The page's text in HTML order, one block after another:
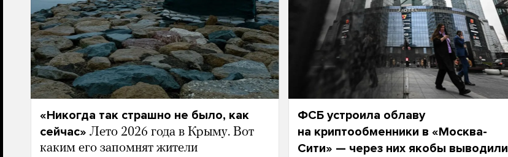
«Никогда так страшно не было, как
сейчас» Лето 2026 года в Крыму. Вот
каким его запомнят жители
ФСБ устроила облаву
на криптообменники в «Москва-
Сити» — через них якобы выводили